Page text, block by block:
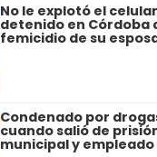
No le explotó el
detenido en Córdoba
femicidio de su
Condenado por
cuando salió de
municipal y empleado